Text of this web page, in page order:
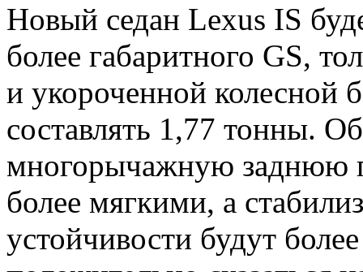
Новый седан Lexus IS
более габаритного GS,
и укороченной колесной
составлять 1,77 тонны.
многорычажную заднюю
более мягкими, а
устойчивости будут